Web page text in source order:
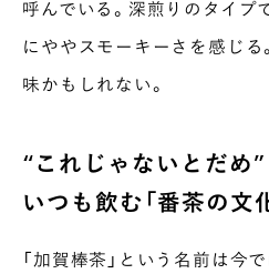
呼んでいる。深煎りのタイプ
にややスモーキーさを感じる
味かもしれない。
“これじゃないとだめ”
いつも飲む「番茶の文
「加賀棒茶」という名前は今